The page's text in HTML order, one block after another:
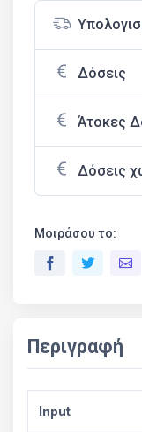
Δόσεις
Άτοκες
Δόσεις
Μοιράσου το:
Περιγραφή
Input